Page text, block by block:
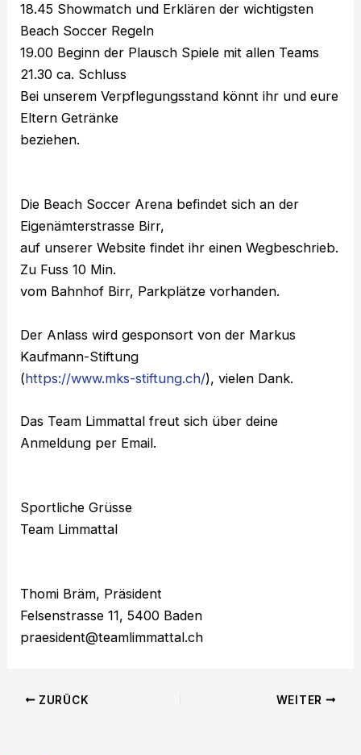
18.45 Showmatch und Erklären der wichtigsten
Beach Soccer Regeln
19.00 Beginn der Plausch Spiele mit allen Teams
21.30 ca. Schluss
Bei unserem Verpflegungsstand könnt ihr und eure
Eltern Getränke
beziehen.
Die Beach Soccer Arena befindet sich an der
Eigenämterstrasse Birr,
auf unserer Website findet ihr einen Wegbeschrieb.
Zu Fuss 10 Min.
vom Bahnhof Birr, Parkplätze vorhanden.
Der Anlass wird gesponsort von der Markus
Kaufmann-Stiftung
(https://www.mks-stiftung.ch/), vielen Dank.
Das Team Limmattal freut sich über deine
Anmeldung per Email.
Sportliche Grüsse
Team Limmattal
Thomi Bräm, Präsident
Felsenstrasse 11, 5400 Baden
praesident@teamlimmattal.ch
ZURÜCK WEITER